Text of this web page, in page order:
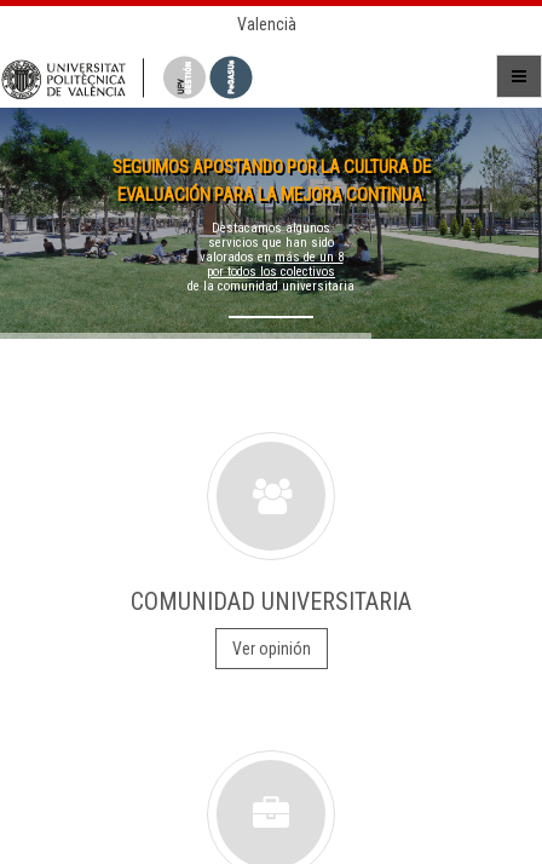
Valencià
SEGUIMOS APOSTANDO POR LA CULTURA DE
EVALUACIÓN PARA LA MEJORA CONTINUA.
Destacamos algunos
servicios que han sido
valorados enmás de un 8
por todos los colectivos
de la comunidad universitaria
COMUNIDAD UNIVERSITARIA
Ver opinión